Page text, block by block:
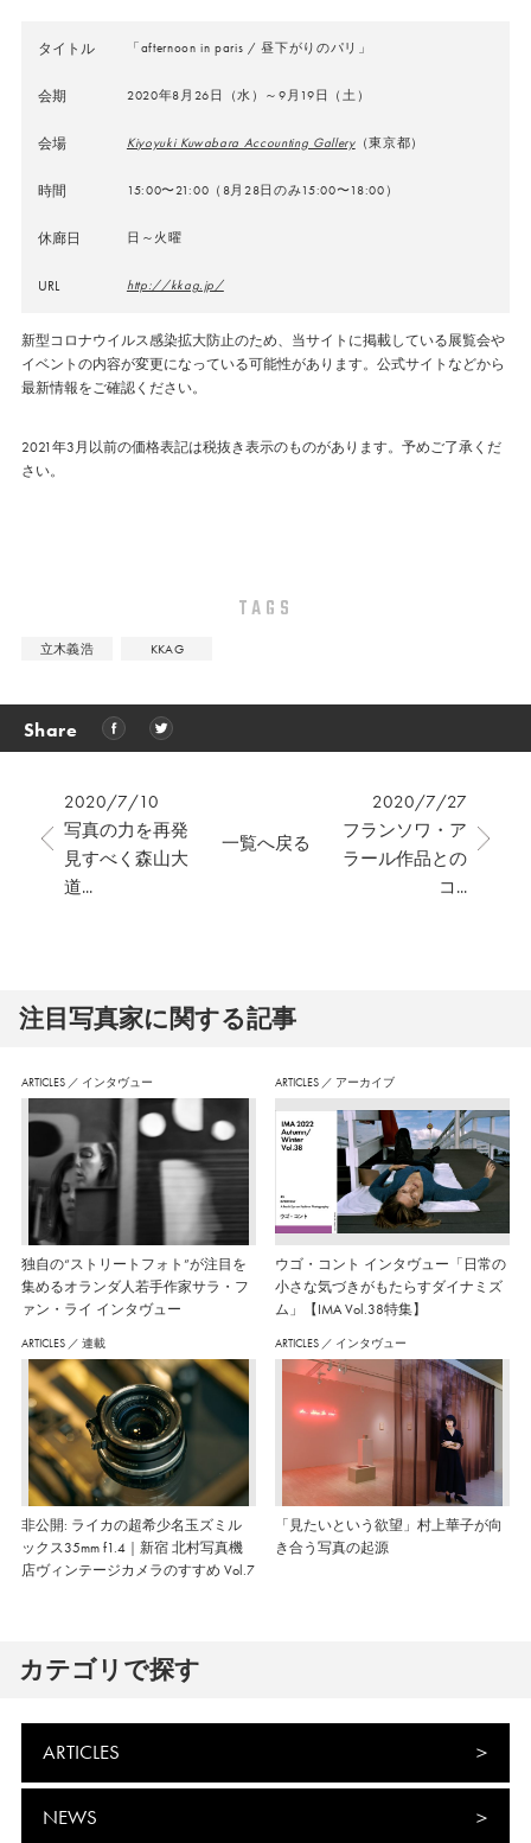
タイトル 「afternoon in paris / 昼下がりのパリ」
会期 2020年8月26日（水）～9月19日（土）
会場 Kiyoyuki Kuwabara Accounting Gallery（東京都）
時間 15:00〜21:00（8月28日のみ15:00〜18:00）
休廊日 日～火曜
URL http://kkag.jp/
新型コロナウイルス感染拡大防止のため、当サイトに掲載している展覧会や
イベントの内容が変更になっている可能性があります。公式サイトなどから
最新情報をご確認ください。
2021年3月以前の価格表記は税抜き表示のものがあります。予めご了承くだ
さい。
TAGS
立木義浩 KKAG
Share
2020/7/10
写真の力を再発
見すべく森山大
道...
2020/7/27
フランソワ・ア
ラール作品との
コ...
一覧へ戻る
注⽬写真家に関する記事
ARTICLES ／ インタヴュー
独自の“ストリートフォト”が注目を
集めるオランダ人若手作家サラ・フ
ァン・ライ インタヴュー
ARTICLES ／ アーカイブ
ウゴ・コント インタヴュー「日常の
小さな気づきがもたらすダイナミズ
ム」【IMA Vol.38特集】
ARTICLES ／ 連載
非公開: ライカの超希少名玉ズミル
ックス35mm f1.4｜新宿 北村写真機
店ヴィンテージカメラのすすめ Vol.7
ARTICLES ／ インタヴュー
「見たいという欲望」村上華子が向
き合う写真の起源
カテゴリで探す
ARTICLES
NEWS